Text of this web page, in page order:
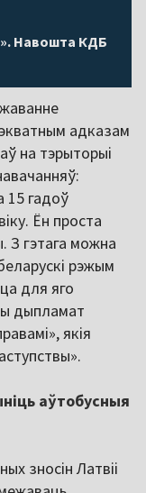
Навошта КДБ
адказам
на тэрыторыі
15 гадоў
Ён проста
З гэтага можна
рэжым
для яго
дыпламат
якія
аўтобусныя
зносін Латвіі